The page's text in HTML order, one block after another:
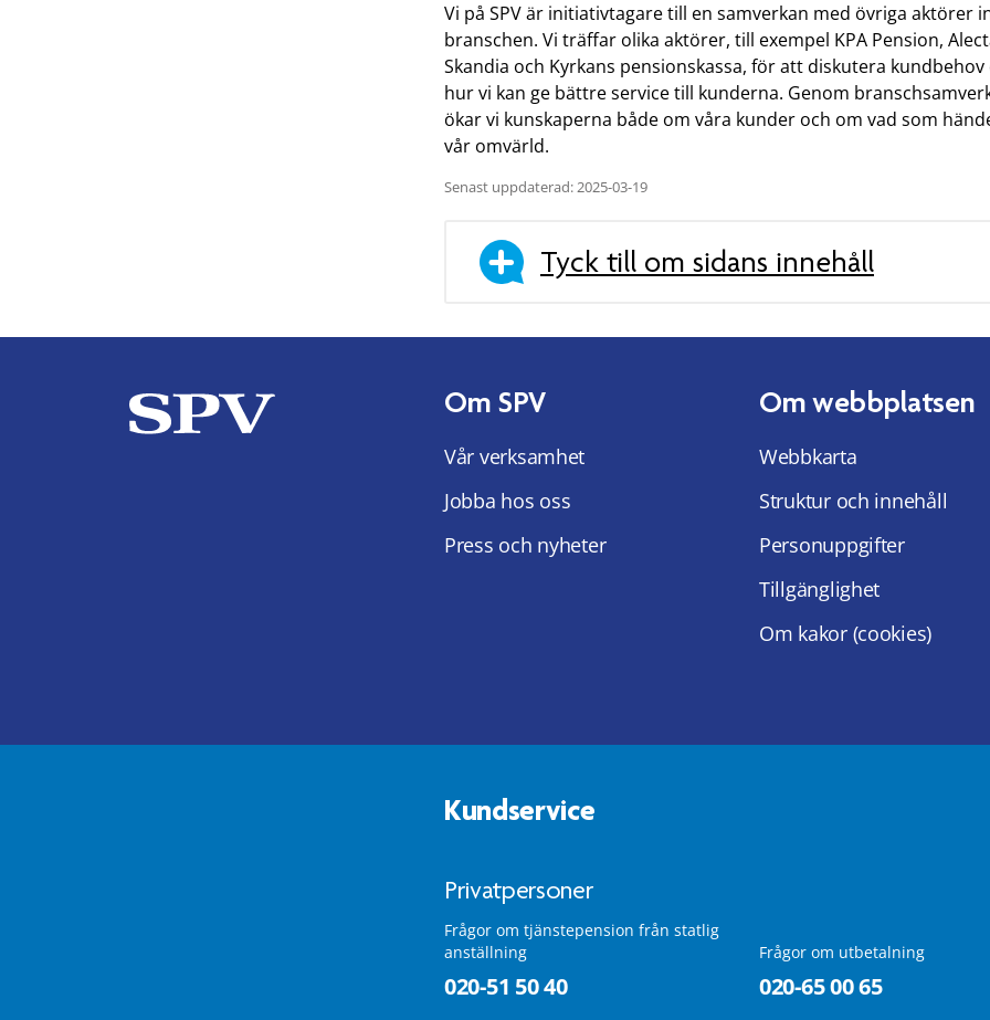
Vi på SPV är initiativtagare till en samverkan med övriga aktörer
branschen. Vi träffar olika aktörer, till exempel KPA Pension,
Skandia och Kyrkans pensionskassa, för att diskutera kundbehov
hur vi kan ge bättre service till kunderna. Genom
ökar vi kunskaperna både om våra kunder och om vad som
vår omvärld.
Senast uppdaterad: 2025-03-19
Tyck till om sidans innehåll
Om SPV
Vår verksamhet
Jobba hos oss
Press och nyheter
Om webbplatsen
Webbkarta
Struktur och innehåll
Personuppgifter
Tillgänglighet
Om kakor (cookies)
Kundservice
Privatpersoner
Frågor om tjänstepension från statlig
anställning
020-51 50 40
Frågor om utbetalning
020-65 00 65